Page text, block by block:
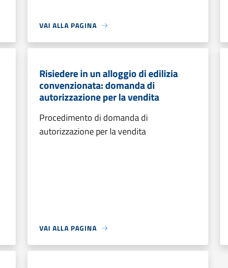
VAI ALLA PAGINA
Risiedere in un alloggio di edilizia
convenzionata: domanda di
autorizzazione per la vendita
Procedimento di domanda di
autorizzazione per la vendita
VAI ALLA PAGINA